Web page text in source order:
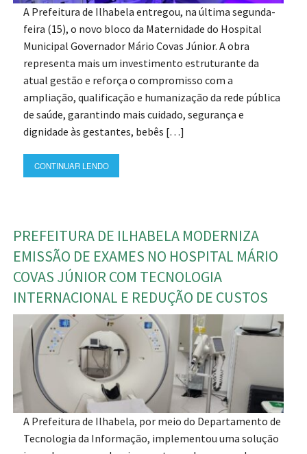
A Prefeitura de Ilhabela entregou, na última segunda-
feira (15), o novo bloco da Maternidade do Hospital
Municipal Governador Mário Covas Júnior. A obra
representa mais um investimento estruturante da
atual gestão e reforça o compromisso com a
ampliação, qualificação e humanização da rede pública
de saúde, garantindo mais cuidado, segurança e
dignidade às gestantes, bebês […]
CONTINUAR LENDO
PREFEITURA DE ILHABELA MODERNIZA
EMISSÃO DE EXAMES NO HOSPITAL MÁRIO
COVAS JÚNIOR COM TECNOLOGIA
INTERNACIONAL E REDUÇÃO DE CUSTOS
A Prefeitura de Ilhabela, por meio do Departamento de
Tecnologia da Informação, implementou uma solução